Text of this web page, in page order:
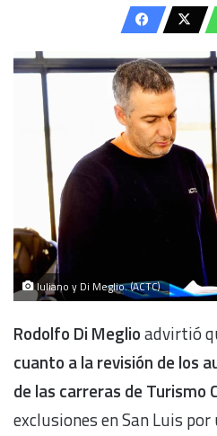
email
Iuliano y Di Meglio. (ACTC)
Rodolfo Di Meglioadvirtió
cuanto a la revisión de los
de las carreras de Turismo
exclusiones en San Luis